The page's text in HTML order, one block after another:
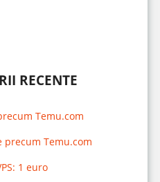
RECENTE
Temu.com
precum Temu.com
1 euro